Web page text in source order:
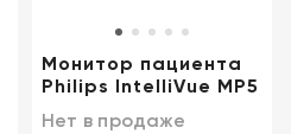
Монитор пациента
Philips IntelliVue MP5
Нет в продаже